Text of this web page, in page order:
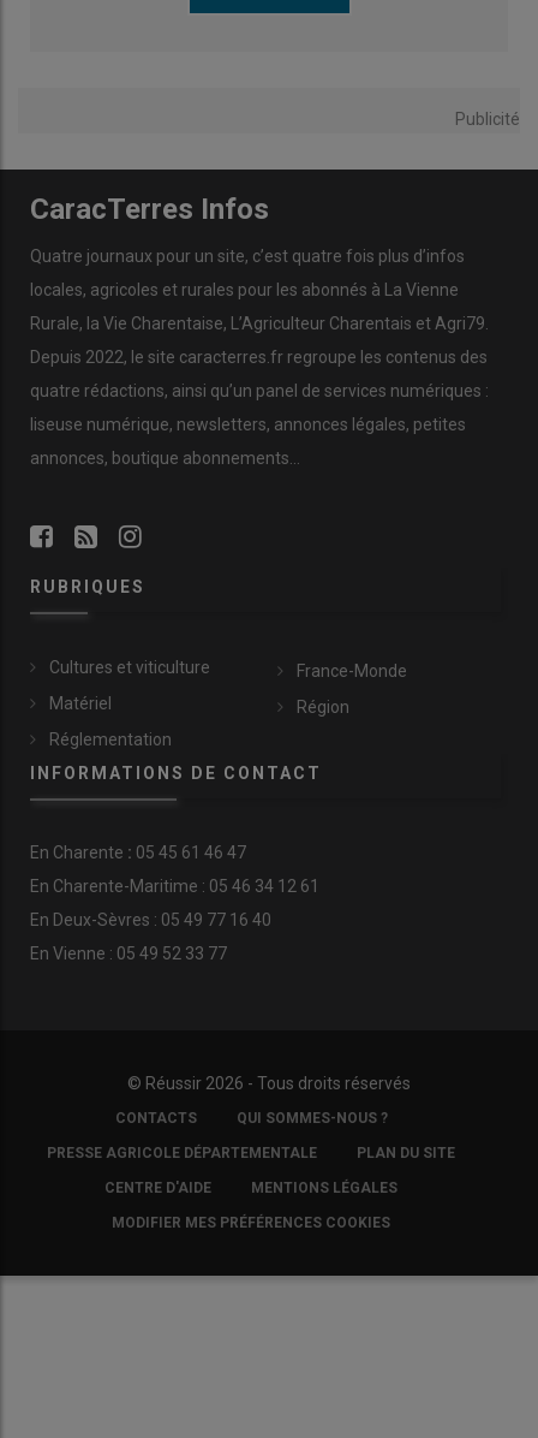
Publicité
CaracTerres Infos
Quatre journaux pour un site, c’est quatre fois plus d’infos
locales, agricoles et rurales pour les abonnés à La Vienne
Rurale, la Vie Charentaise, L’Agriculteur Charentais et Agri79.
Depuis 2022, le site caracterres.fr regroupe les contenus des
quatre rédactions, ainsi qu’un panel de services numériques :
liseuse numérique, newsletters, annonces légales, petites
annonces, boutique abonnements…
RUBRIQUES
Cultures et viticulture
Matériel
Réglementation
France-Monde
Région
INFORMATIONS DE CONTACT
En Charente : 05 45 61 46 47
En Charente-Maritime : 05 46 34 12 61
En Deux-Sèvres : 05 49 77 16 40
En Vienne : 05 49 52 33 77
© Réussir 2026 - Tous droits réservés
COPYRIGHTCONTACTS QUI SOMMES-NOUS ?
PRESSE AGRICOLE DÉPARTEMENTALE PLAN DU SITE
CENTRE D'AIDE MENTIONS LÉGALES
MODIFIER MES PRÉFÉRENCES COOKIES